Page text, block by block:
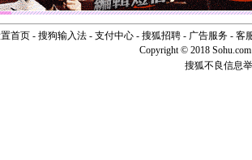
[元旦]看
断电。爱
你是我专
[元旦]如
起；二是
首页- 搜狗输入法- 支付中心- 搜狐招聘- 广告服务- 客
Copyright © 2018
搜狐不良信息